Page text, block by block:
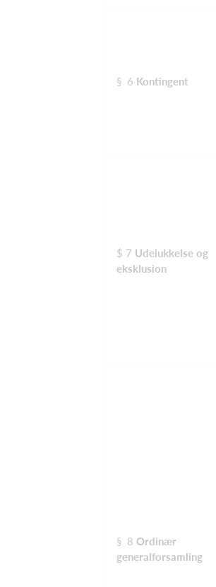
§ 6 Kontingent
$ 7 Udelukkelse og
eksklusion
§ 8 Ordinær
generalforsamling